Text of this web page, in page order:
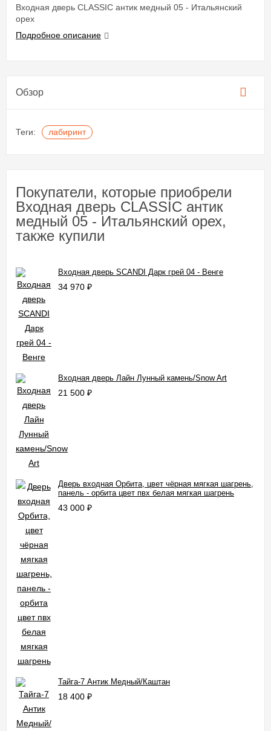
Входная дверь CLASSIC антик медный 05 - Итальянский
орех
Подробное описание
Обзор
Теги: лабиринт
Покупатели, которые приобрели
Входная дверь CLASSIC антик
медный 05 - Итальянский орех,
также купили
Входная дверь SCANDI Дарк грей 04 - Венге
34 970 ₽
Входная дверь Лайн Лунный камень/Snow Art
21 500 ₽
Дверь входная Орбита, цвет чёрная мягкая шагрень,
панель - орбита цвет пвх белая мягкая шагрень
43 000 ₽
Тайга-7 Антик Медный/Каштан
18 400 ₽